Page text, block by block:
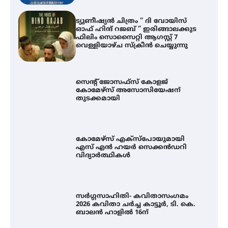
ട്യുണീഷ്യൻ ചിത്രം ” ദി വോയിസ്
ഓഫ് ഹിന്ദ് റജബ് ” ഇരിങ്ങാലക്കുട
ഫിലിം സൊസൈറ്റി ആഗസ്റ്റ് 7
വെള്ളിയാഴ്ച സ്‌ക്രീൻ ചെയ്യുന്നു
സെന്റ് ജോസഫ്സ് കോളജ്
കോമേഴ്‌സ് അസോസിയേഷന്
തുടക്കമായി
കോമേഴ്സ് എക്സ്പോയുമായി
എസ് എൻ ഹയർ സെക്കൻഡറി
വിദ്യാർത്ഥികൾ
സർഗ്ഗസാഹിതി- കവിതാസംഗമം
2026 കവിതാ ചർച്ച കാട്ടൂർ, ടി. കെ.
ബാലൻ ഹാളിൽ 16ന്